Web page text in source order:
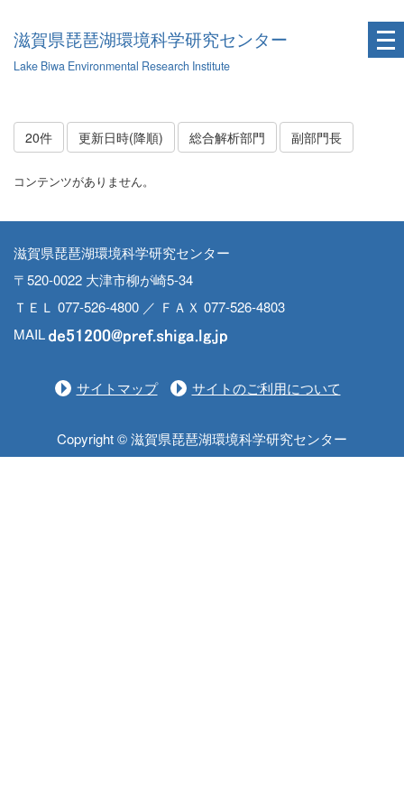
滋賀県琵琶湖環境科学研究センター
Lake Biwa Environmental Research Institute
20件 更新日時(降順) 総合解析部門 副部門長
コンテンツがありません。
滋賀県琵琶湖環境科学研究センター
〒520-0022 大津市柳が崎5-34
ＴＥＬ 077-526-4800 ／ ＦＡＸ 077-526-4803
MAIL
サイトマップ サイトのご利用について
Copyright © 滋賀県琵琶湖環境科学研究センター